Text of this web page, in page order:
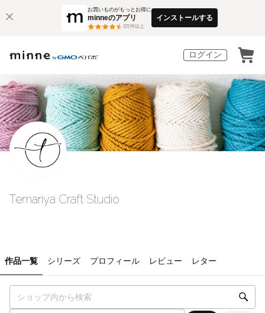
お買いものがもっとお得に
minneのアプリ
3万件以上
インストールする
ログイン
Temariya Craft Studio
作品一覧 シリーズ プロフィール レビュー レター